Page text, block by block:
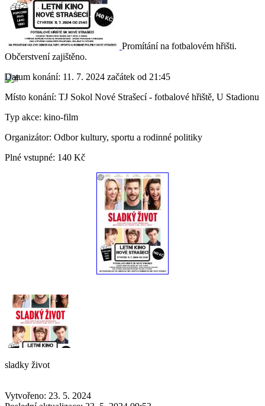
Promítání na fotbalovém hřišti.
Občerstvení zajištěno.
Datum konání: 11. 7. 2024 začátek od 21:45
Místo konání: TJ Sokol Nové Strašecí - fotbalové hřiště, U Stadionu
Typ akce: kino-film
Organizátor: Odbor kultury, sportu a rodinné politiky
Plné vstupné: 140 Kč
sladky život
Vytvořeno: 23. 5. 2024